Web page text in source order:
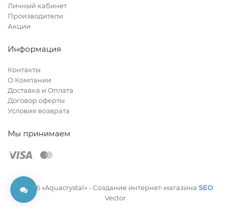
Личный кабинет
Производители
Акции
Информация
Контакты
О Компании
Доставка и Оплата
Договор оферты
Условия возврата
Мы принимаем
© 2026 «Aquacrystal» -Создание интернет-магазина SEO
Vector